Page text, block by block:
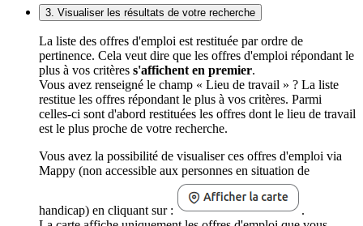
3. Visualiser les résultats de votre recherche
La liste des offres d'emploi est restituée par ordre de
pertinence. Cela veut dire que les offres d'emploi répondant le
plus à vos critères s'affichent en premier.
Vous avez renseigné le champ « Lieu de travail » ? La liste
restitue les offres répondant le plus à vos critères. Parmi
celles-ci sont d'abord restituées les offres dont le lieu de travail
est le plus proche de votre recherche.
Vous avez la possibilité de visualiser ces offres d'emploi via
Mappy (non accessible aux personnes en situation de
handicap) en cliquant sur :
.